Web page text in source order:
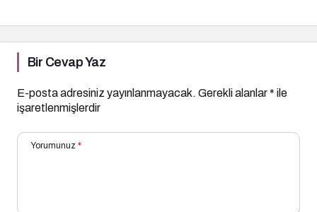
Bir Cevap Yaz
E-posta adresiniz yayınlanmayacak. Gerekli alanlar* ile
işaretlenmişlerdir
Yorumunuz *